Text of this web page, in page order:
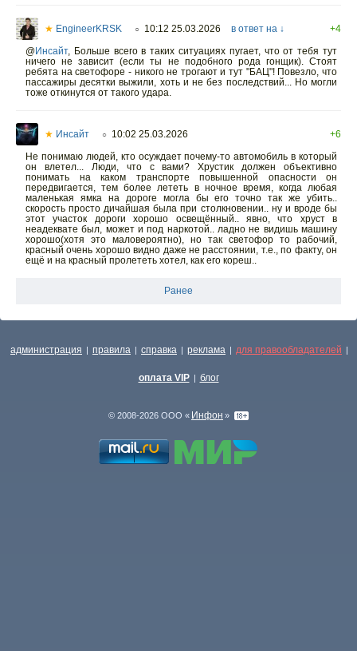
★ EngineerKRSK ○ 10:12 25.03.2026 в ответ на ↓
+4
@Инсайт, Больше всего в таких ситуациях пугает, что от тебя тут
ничего не зависит (если ты не подобного рода гонщик). Стоят
ребята на светофоре - никого не трогают и тут "БАЦ"! Повезло, что
пассажиры десятки выжили, хоть и не без последствий... Но могли
тоже откинутся от такого удара.
★ Инсайт ○ 10:02 25.03.2026
+6
Не понимаю людей, кто осуждает почему-то автомобиль в который
он влетел... Люди, что с вами? Хрустик должен объективно
понимать на каком транспорте повышенной опасности он
передвигается, тем более лететь в ночное время, когда любая
маленькая ямка на дороге могла бы его точно так же убить..
скорость просто дичайшая была при столкновении.. ну и вроде бы
этот участок дороги хорошо освещённый.. явно, что хруст в
неадеквате был, может и под наркотой.. ладно не видишь машину
хорошо(хотя это маловероятно), но так светофор то рабочий,
красный очень хорошо видно даже не расстоянии, т.е., по факту, он
ещё и на красный пролететь хотел, как его кореш..
Ранее
администрация | правила | справка | реклама | для правообладателей |
оплата VIP | блог
© 2008-2026 ООО « Инфон »